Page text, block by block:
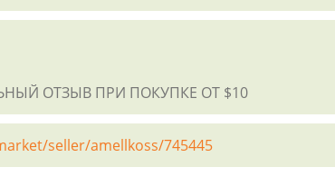
ОТЗЫВ ПРИ ПОКУПКЕ ОТ $10
seller/amellkoss/745445